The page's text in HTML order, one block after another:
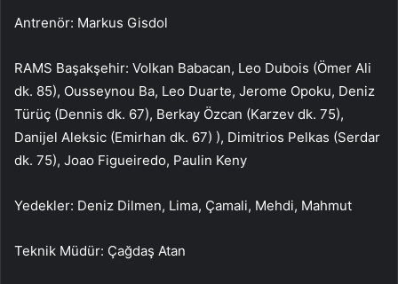
Antrenör: Markus Gisdol
RAMS Başakşehir: Volkan Babacan, Leo Dubois (Ömer Ali
dk. 85), Ousseynou Ba, Leo Duarte, Jerome Opoku, Deniz
Türüç (Dennis dk. 67), Berkay Özcan (Karzev dk. 75),
Danijel Aleksic (Emirhan dk. 67) ), Dimitrios Pelkas (Serdar
dk. 75), Joao Figueiredo, Paulin Keny
Yedekler: Deniz Dilmen, Lima, Çamali, Mehdi, Mahmut
Teknik Müdür: Çağdaş Atan